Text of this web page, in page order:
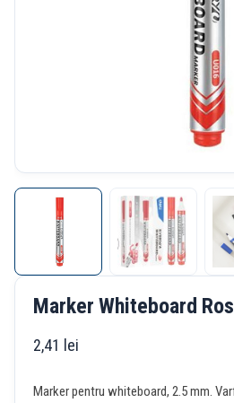
Marker Whiteboard
2,41 lei
Marker pentru whiteboard, 2.5 mm.